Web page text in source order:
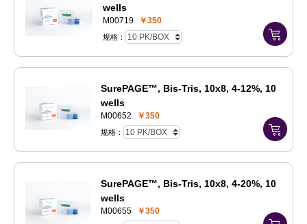
wells
M00719 ￥350
规格：
SurePAGE™, Bis-Tris, 10x8, 4-12%, 10
wells
M00652 ￥350
规格：
SurePAGE™, Bis-Tris, 10x8, 4-20%, 10
wells
M00655 ￥350